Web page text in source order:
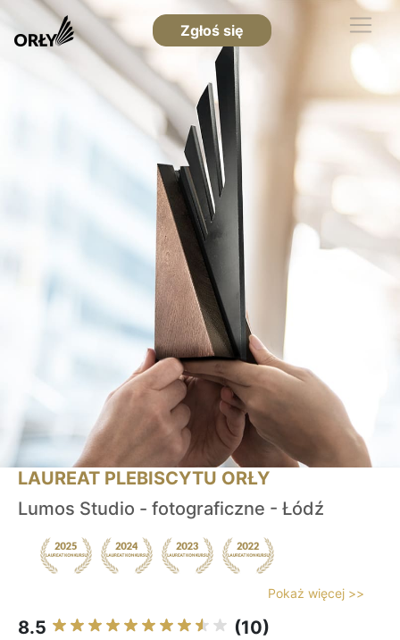
Zgłoś się
LAUREAT PLEBISCYTU ORŁY
Lumos Studio - fotograficzne - Łódź
Pokaż więcej >>
8.5 (10)